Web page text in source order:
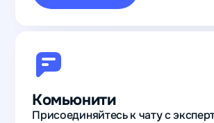
Комьюнити
Присоединяйтесь к чату с